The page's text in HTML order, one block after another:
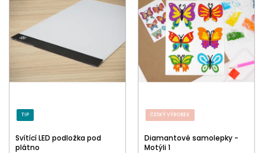
TIP
Svítící LED podložka pod
plátno
ČESKÝ VÝROBEK
Diamantové samolepky -
Motýli 1